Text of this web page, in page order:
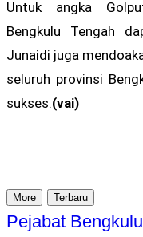
Untuk angka
Bengkulu Tengah
Junaidi juga
seluruh provinsi
sukses.(vai)
More Terbaru
Pejabat